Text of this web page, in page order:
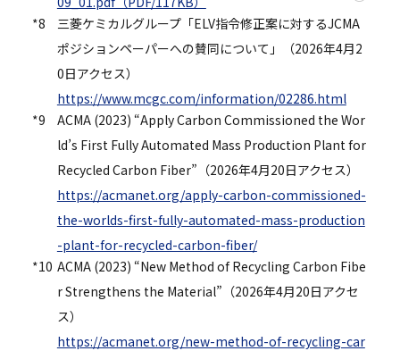
*8
三菱ケミカルグループ「ELV指令修正案に対するJCMA
ポジションペーパーへの賛同について」（2026年4月2
0日アクセス）
https://www.mcgc.com/information/02286.html
*9
ACMA (2023) “Apply Carbon Commissioned the Wor
ld’s First Fully Automated Mass Production Plant for
Recycled Carbon Fiber”（2026年4月20日アクセス）
https://acmanet.org/apply-carbon-commissioned-
the-worlds-first-fully-automated-mass-production
-plant-for-recycled-carbon-fiber/
*10 ACMA (2023) “New Method of Recycling Carbon Fibe
r Strengthens the Material”（2026年4月20日アクセ
ス）
https://acmanet.org/new-method-of-recycling-car